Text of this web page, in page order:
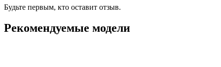
Будьте первым, кто оставит отзыв.
Рекомендуемые модели